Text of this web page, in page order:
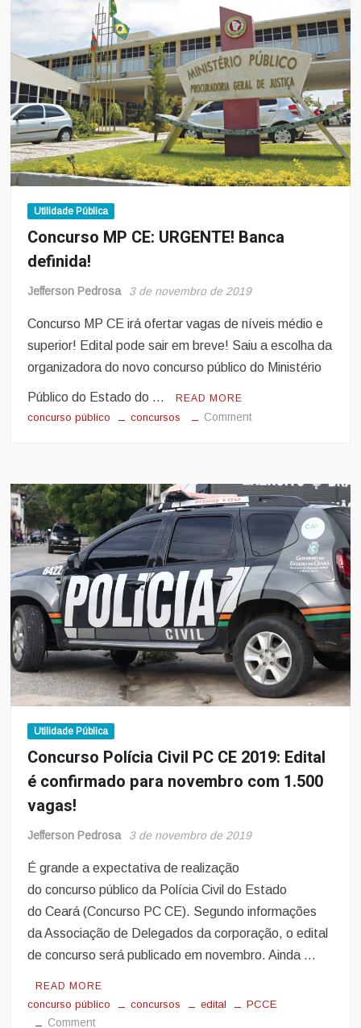
abertura
de
vagas
com
iniciais
de
R$
5
mil
Utilidade Pública
Concurso MP CE: URGENTE! Banca
definida!
Jefferson Pedrosa 3 de novembro de 2019
Concurso MP CE irá ofertar vagas de níveis médio e
superior! Edital pode sair em breve! Saiu a escolha da
organizadora do novo concurso público do Ministério
Público do Estado do … READ MORE
concurso público concursos Commenton
URGENTE!
Banca
definida!
Utilidade Pública
Concurso Polícia Civil PC CE 2019: Edital
é confirmado para novembro com 1.500
vagas!
Jefferson Pedrosa 3 de novembro de 2019
É grande a expectativa de realização
do concurso público da Polícia Civil do Estado
do Ceará (Concurso PC CE). Segundo informações
da Associação de Delegados da corporação, o edital
de concurso será publicado em novembro. Ainda …
READ MORE
concurso público concursos edital PCCE
Commenton